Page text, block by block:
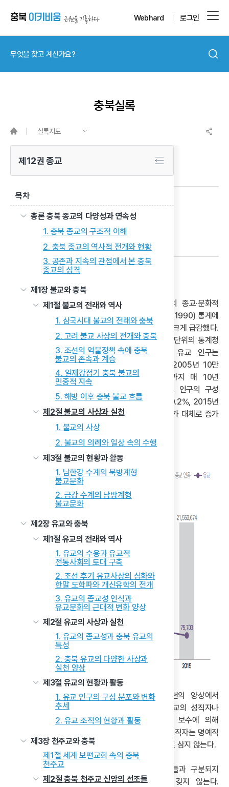
Webhard 로그인
충북실록
실록지도
제12권 종교
목차
총론 충북 종교의 다양성과 연속성
1. 충북 종교의 구조적 이해
2. 충북 종교의 역사적 전개와 현황
3. 공존과 지속의 관점에서 본 충북
종교의 성격
제1장 불교와 충북
제1절 불교의 전래와 역사
1. 삼국시대 불교의 전래와 충북
2. 고려 불교 사상의 전개와 충북
3. 조선의 억불정책 속에 충북
불교의 존속과 계승
4. 일제강점기 충북 불교의
민중적 지속
5. 해방 이후 충북 불교 흐름
제2절 불교의 사상과 실천
1. 불교의 사상
2. 불교의 의례와 일상 속의 수행
제3절 불교의 현황과 활동
1. 남한강 수계의 북방계형
불교문화
2. 금강 수계의 남방계형
불교문화
제2장 유교와 충북
제1절 유교의 전래와 역사
1. 유교의 수용과 유교적
전통사회의 토대 구축
2. 조선 후기 유교사상의 심화와
한말 도학파와 개신유학의 전개
3. 유교의 종교성 인식과
유교문화의 근대적 변화 양상
제2절 유교의 사상과 실천
1. 유교의 종교성과 충북 유교의
특성
2. 충북 유교의 다양한 사상과
실천 양상
제3절 유교의 현황과 활동
1. 유교 인구의 구성 분포와 변화
추세
2. 유교 조직의 현황과 활동
제3장 천주교와 충북
제1절 세계 보편교회 속의 충북
천주교
제2절 충북 천주교 신앙의 선조들
유교 인구의 구성 분포와 변화 추세
이전 글
다음 글
현대에 와서 한국의 유교 인구는 급감하고 유교의 종교·문화적
영향력은 상당히 쇠퇴하고 있다. 『한국의 종교 현황』(1990) 통계에
따르면, 1984년 이전의 유교 인구는 그 이전에 비해 크게 급감했다.
또한 1985년부터 2015년까지 최근 30년간 10년 단위의 통계청
인구주택총조사의 종교 인구 통계를 살펴보면, 유교 인구는
1985년 48만 3,366명, 1995년 21만 927명, 2005년 10만
4,575명, 2015년 7만 5,703명으로 2005년까지 매 10년
단위로 지속적으로 감소하였다. 총인구 대비 유교 인구의 구성
분포율은 1985년 1.2%, 1995년 0.5%, 2005년 0.2%, 2015년
0.2%로 추산된다. 이러한 양상은 전체 종교 인구수가 대체로 증가
혹은 정체하는 것과는 상당히 다른 현상이다.
유교 인구의 급감은 유교 공동체의 특성과 실천의 양상에서
비롯되는 현대적 추세로 이해할 수 있다. 다른 종교의 성직자나
교직자는 종교 공동체의 헌금으로부터 지급되는 보수에 의해
생활을 영위한다. 이와 달리 유교는 향교의 전교나 교직자는 명예직
혹은 겸직인 경우가 대부분이며 종교 활동을 생업으로 삼지 않는다.
또한 유교는 성직자 또는 교직자들이 일반 신도들과 구분되지
않으며, 향교나 서원 등에서 정기적인 모임을 갖지 않는다.